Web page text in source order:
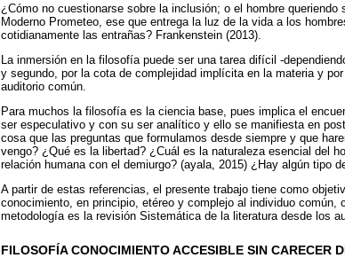
¿Cómo no cuestionarse sobre la inclusión; o el hombre
Moderno Prometeo, ese que entrega la luz de la vida a los
cotidianamente las entrañas? Frankenstein (2013).
La inmersión en la filosofía puede ser una tarea difícil -
y segundo, por la cota de complejidad implícita en la materia y
auditorio común.
Para muchos la filosofía es la ciencia base, pues implica el
ser especulativo y con su ser analítico y ello se manifiesta en
cosa que las preguntas que formulamos desde siempre y que
vengo? ¿Qué es la libertad? ¿Cuál es la naturaleza esencial del
relación humana con el demiurgo? (ayala, 2015) ¿Hay algún tipo
A partir de estas referencias, el presente trabajo tiene como
conocimiento, en principio, etéreo y complejo al individuo
metodología es la revisión Sistemática de la literatura desde los
FILOSOFÍA CONOCIMIENTO ACCESIBLE SIN CARECER